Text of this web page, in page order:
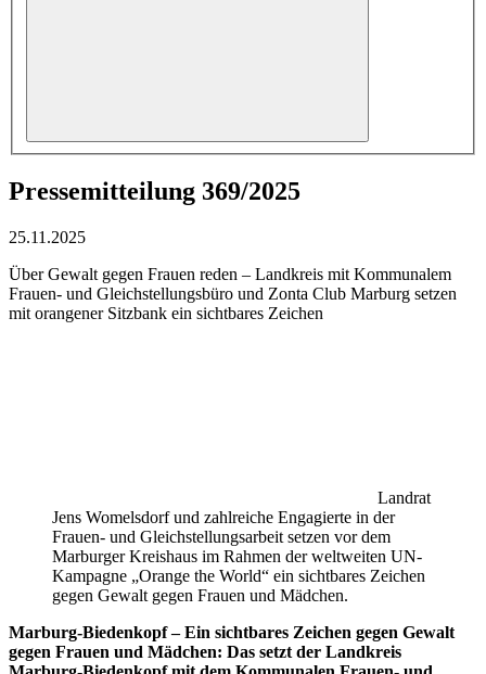
Pressemitteilung 369/2025
25.11.2025
Über Gewalt gegen Frauen reden – Landkreis mit Kommunalem
Frauen- und Gleichstellungsbüro und Zonta Club Marburg setzen
mit orangener Sitzbank ein sichtbares Zeichen
Landrat
Jens Womelsdorf und zahlreiche Engagierte in der
Frauen- und Gleichstellungsarbeit setzen vor dem
Marburger Kreishaus im Rahmen der weltweiten UN-
Kampagne „Orange the World“ ein sichtbares Zeichen
gegen Gewalt gegen Frauen und Mädchen.
Marburg-Biedenkopf – Ein sichtbares Zeichen gegen Gewalt
gegen Frauen und Mädchen: Das setzt der Landkreis